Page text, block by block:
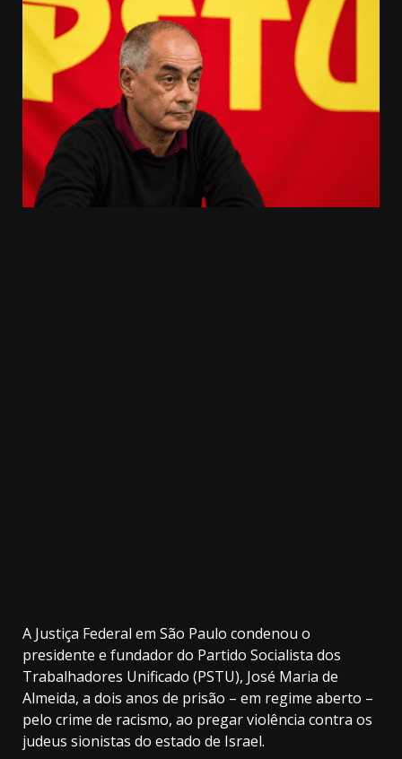
A Justiça Federal em São Paulo condenou o
presidente e fundador do Partido Socialista dos
Trabalhadores Unificado (PSTU), José Maria de
Almeida, a dois anos de prisão – em regime aberto –
pelo crime de racismo, ao pregar violência contra os
judeus sionistas do estado de Israel.